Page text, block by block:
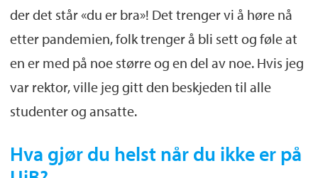
der det står «du er bra»! Det trenger vi å høre nå
etter pandemien, folk trenger å bli sett og føle at
en er med på noe større og en del av noe. Hvis jeg
var rektor, ville jeg gitt den beskjeden til alle
studenter og ansatte.
Hva gjør du helst når du ikke er på